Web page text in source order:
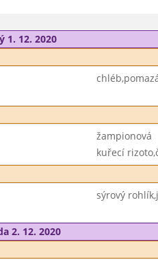
1. 12. 2020
žampionová
kuřecí
sýrový
2. 12. 2020